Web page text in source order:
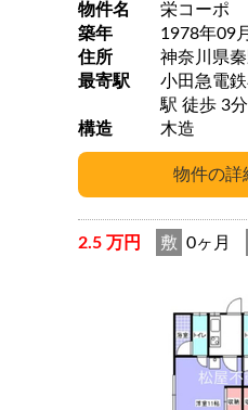
物件名
栄コーポ
築年
1978年09月
住所
神奈川県
最寄駅
小田急電
駅 徒歩 3分
構造
木造
2.5 万円 敷 0ヶ月